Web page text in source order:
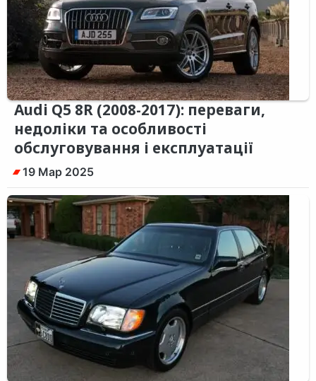
Audi Q5 8R (2008-2017): переваги,
недоліки та особливості
обслуговування і експлуатації
19 Мар 2025